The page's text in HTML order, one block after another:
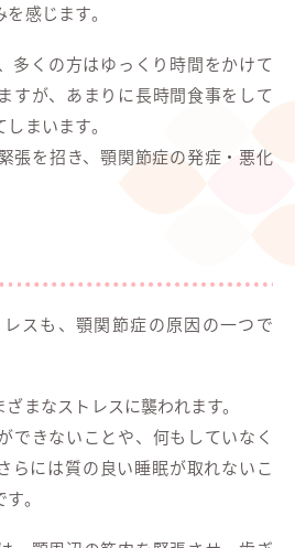
感じます。
多くの方はゆっくり時間をかけて
すが、あまりに長時間食事をして
まいます。
張を招き、顎関節症の発症・悪化
スも、顎関節症の原因の一つで
まなストレスに襲われます。
できないことや、何もしていなく
らには質の良い睡眠が取れないこ
。